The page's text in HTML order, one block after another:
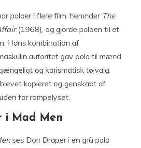
poloer i flere film, herunder The
(1968), og gjorde poloen til et
Hans kombination af
autoritet gav polo til mænd
og karismatisk tøjvalg.
kopieret og genskabt af
for rampelyset.
i Mad Men
ses Don Draper i en grå polo